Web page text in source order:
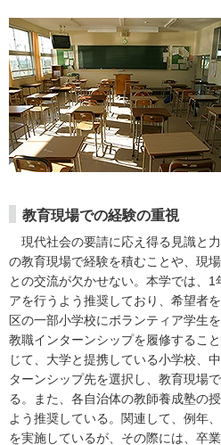
教育現場での経験の重視
現代社会の要請に応え得る見識と
の教育現場で経験を積むことや、現
との交流が欠かせない。本学では、
アを行うよう推奨しており、希望者
区の一部小学校にボランティア学生
教職インターンシップを履修するこ
じて、大学と提携している小学校、
ターンシップ先を選択し、教育現場
る。また、各自治体の教師養成塾の
よう推奨している。関連して、例年
を実施しているが、その際には、卒